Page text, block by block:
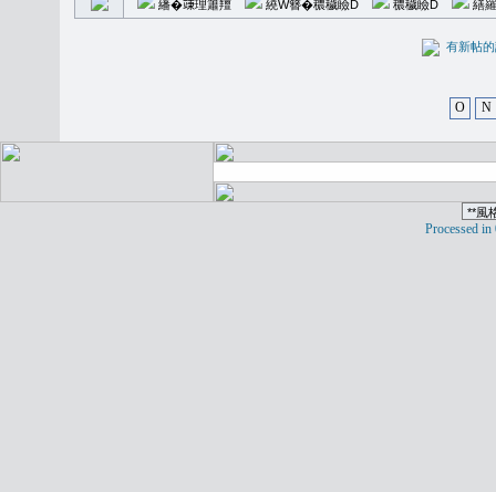
繙�𥪕理簫羶 繞W簪�穠穢瞼D 穠穢瞼D 繕
有新
O N
Processed